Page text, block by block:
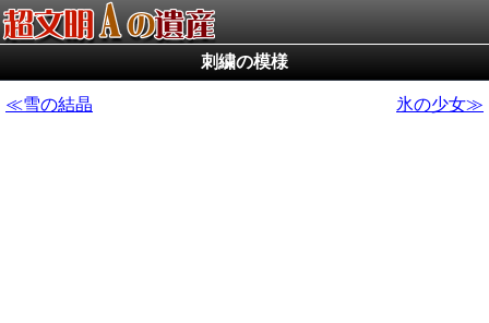
刺繍の模様
雪の結晶 氷の少女